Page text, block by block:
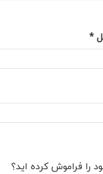
*الزامی
را فراموش کرده اید؟